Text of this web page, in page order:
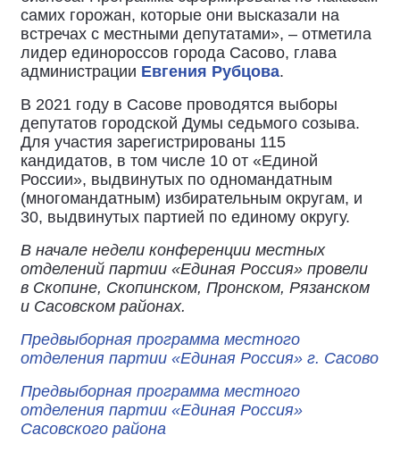
самих горожан, которые они высказали на
встречах с местными депутатами», – отметила
лидер единороссов города Сасово, глава
администрации Евгения Рубцова.
В 2021 году в Сасове проводятся выборы
депутатов городской Думы седьмого созыва.
Для участия зарегистрированы 115
кандидатов, в том числе 10 от «Единой
России», выдвинутых по одномандатным
(многомандатным) избирательным округам, и
30, выдвинутых партией по единому округу.
В начале недели конференции местных
отделений партии «Единая Россия» провели
в Скопине, Скопинском, Пронском, Рязанском
и Сасовском районах.
Предвыборная программа местного
отделения партии «Единая Россия» г. Сасово
Предвыборная программа местного
отделения партии «Единая Россия»
Сасовского района